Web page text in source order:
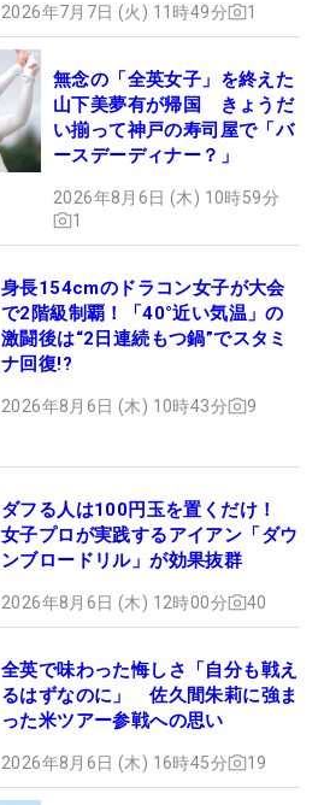
2026年7月7日 (火) 11時49分 1
無念の「全英女子」を終えた
山下美夢有が帰国 きょうだ
い揃って神戸の寿司屋で「バ
ースデーディナー？」
2026年8月6日 (木) 10時59分
1
身長154cmのドラコン女子が大会
で2階級制覇！「40°近い気温」の
激闘後は“2日連続もつ鍋”でスタミ
ナ回復!?
2026年8月6日 (木) 10時43分 9
ダフる人は100円玉を置くだけ！
女子プロが実践するアイアン「ダウ
ンブロードリル」が効果抜群
2026年8月6日 (木) 12時00分 40
全英で味わった悔しさ「自分も戦え
るはずなのに」 佐久間朱莉に強ま
った米ツアー参戦への思い
2026年8月6日 (木) 16時45分 19